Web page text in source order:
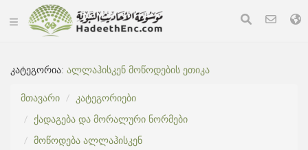
კატეგორია:ალლაჰისკენ მოწოდების ეთიკა
მთავარი
კატეგორიები
ქადაგება და მორალური ნორმები
მოწოდება ალლაჰისკენ